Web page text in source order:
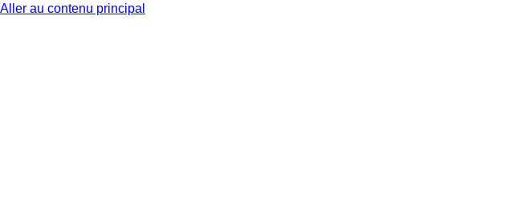
Aller au contenu principal